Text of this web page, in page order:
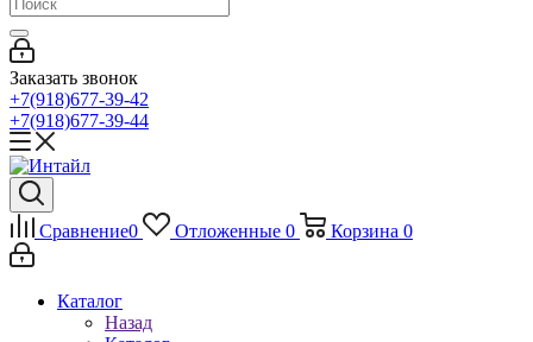
Заказать звонок
+7(918)677-39-42
+7(918)677-39-44
Сравнение0 Отложенные 0 Корзина 0
Каталог
Назад